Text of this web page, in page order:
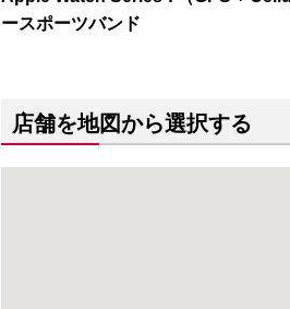
ースポーツバンド
店舗を地図から選択する